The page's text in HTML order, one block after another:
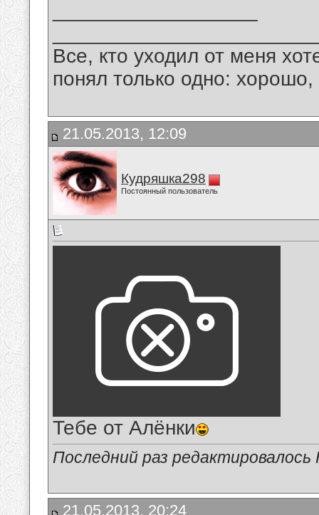
Все, кто уходил от меня
понял только одно:
21.05.2013, 12:09
Кудряшка298
Постоянный пользователь
Тебе от Алёнки
Последний раз
21.05.2013, 20:24